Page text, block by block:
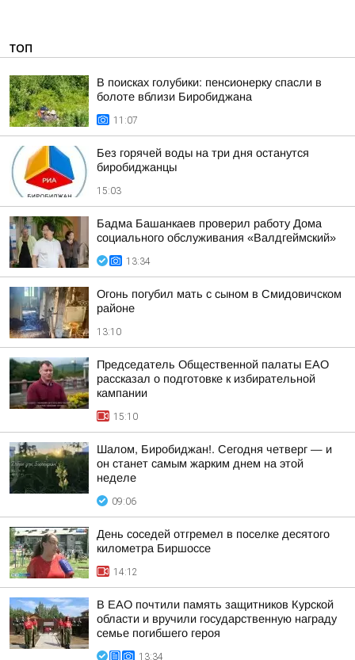
ТОП
В поисках голубики: пенсионерку спасли в
болоте вблизи Биробиджана
11:07
Без горячей воды на три дня останутся
биробиджанцы
15:03
Бадма Башанкаев проверил работу Дома
социального обслуживания «Валдгеймский»
13:34
Огонь погубил мать с сыном в Смидовичском
районе
13:10
Председатель Общественной палаты ЕАО
рассказал о подготовке к избирательной
кампании
15:10
Шалом, Биробиджан!. Сегодня четверг — и
он станет самым жарким днем на этой
неделе
09:06
День соседей отгремел в поселке десятого
километра Биршоссе
14:12
В ЕАО почтили память защитников Курской
области и вручили государственную награду
семье погибшего героя
13:34